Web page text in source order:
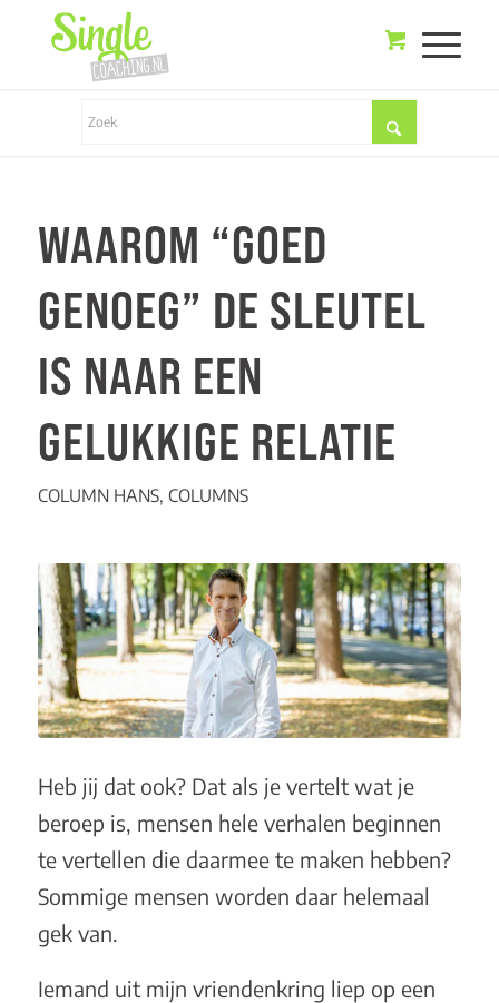
WAAROM “GOED
GENOEG” DE SLEUTEL
IS NAAR EEN
GELUKKIGE RELATIE
COLUMN HANS, COLUMNS
Heb jij dat ook? Dat als je vertelt wat je
beroep is, mensen hele verhalen beginnen
te vertellen die daarmee te maken hebben?
Sommige mensen worden daar helemaal
gek van.
Iemand uit mijn vriendenkring liep op een